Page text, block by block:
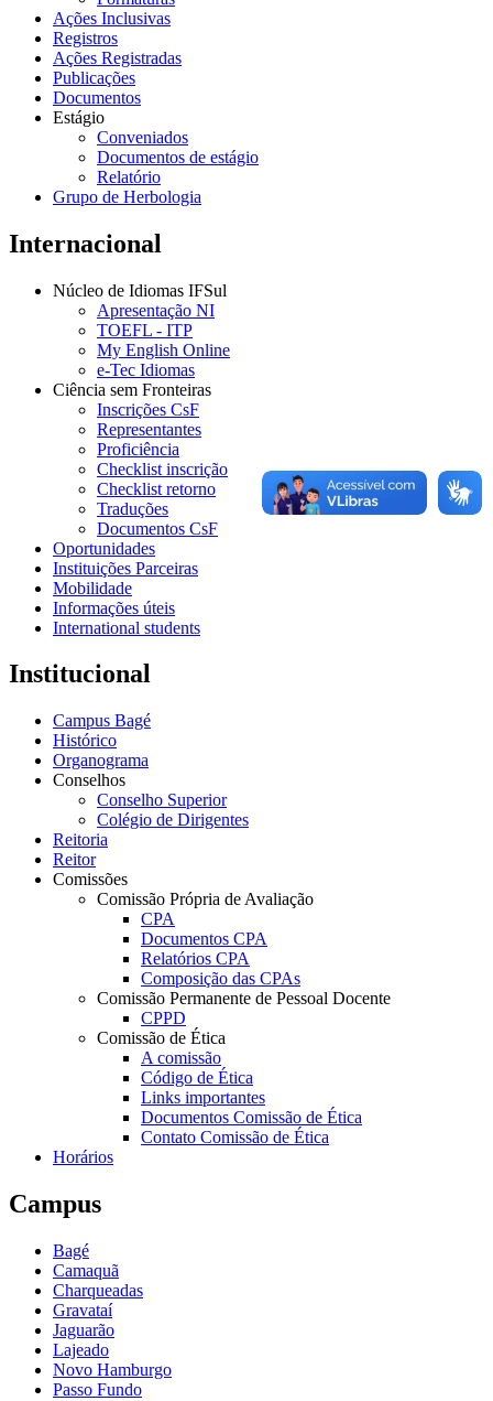
Ações Inclusivas
Registros
Ações Registradas
Publicações
Documentos
Estágio
Conveniados
Documentos de estágio
Relatório
Grupo de Herbologia
Internacional
Núcleo de Idiomas IFSul
Apresentação NI
TOEFL - ITP
My English Online
e-Tec Idiomas
Ciência sem Fronteiras
Inscrições CsF
Representantes
Proficiência
Checklist inscrição
Checklist retorno
Traduções
Documentos CsF
Oportunidades
Instituições Parceiras
Mobilidade
Informações úteis
International students
Institucional
Campus Bagé
Histórico
Organograma
Conselhos
Conselho Superior
Colégio de Dirigentes
Reitoria
Reitor
Comissões
Comissão Própria de Avaliação
CPA
Documentos CPA
Relatórios CPA
Composição das CPAs
Comissão Permanente de Pessoal Docente
CPPD
Comissão de Ética
A comissão
Código de Ética
Links importantes
Documentos Comissão de Ética
Contato Comissão de Ética
Horários
Campus
Bagé
Camaquã
Charqueadas
Gravataí
Jaguarão
Lajeado
Novo Hamburgo
Passo Fundo